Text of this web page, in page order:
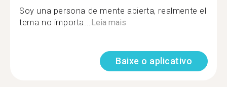
Soy una persona de mente abierta, realmente el
tema no importa...Leia mais
Baixe o aplicativo